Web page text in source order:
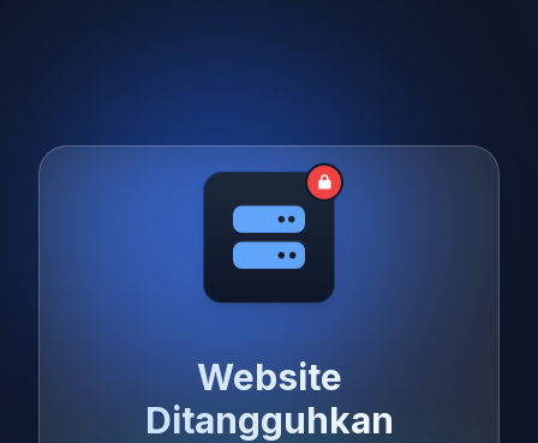
Website
Ditangguhkan